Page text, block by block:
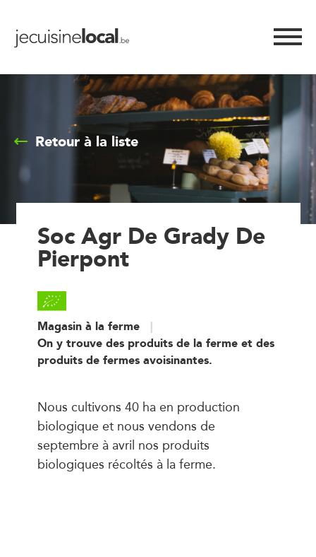
Retour à la liste
Soc Agr De Grady De
Pierpont
Magasin à la ferme
On y trouve des produits de la ferme et des
produits de fermes avoisinantes.
Nous cultivons 40 ha en production
biologique et nous vendons de
septembre à avril nos produits
biologiques récoltés à la ferme.